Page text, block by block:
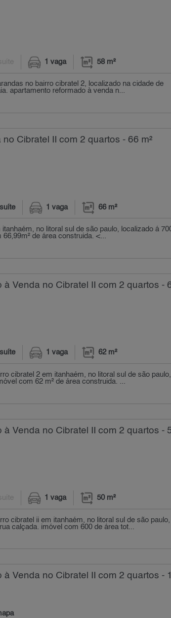
1 vaga 58 m²
no bairro cibratel 2, localizado na cidade de
apartamento reformado à venda n...
Cibratel II com 2 quartos - 66 m²
1 vaga 66 m²
no litoral sul de são paulo, localizado á
de área construida. <...
Venda no Cibratel II com 2 quartos -
1 vaga 62 m²
cibratel 2 em itanhaém, no litoral sul de são paulo,
com 62 m² de área construida. ...
Venda no Cibratel II com 2 quartos -
1 vaga 50 m²
cibratel ii em itanhaém, no litoral sul de são paulo,
calçada. imóvel com 600 de área tot...
Venda no Cibratel II com 2 quartos -